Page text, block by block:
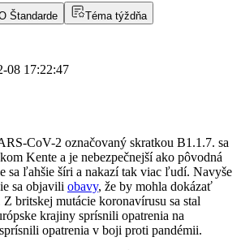
Štandarde
Téma týždňa
08 17:22:47
CoV-2 označovaný skratkou B1.1.7. sa
Kente a je nebezpečnejší ako pôvodná
sa ľahšie šíri a nakazí tak viac ľudí. Navyše
sa objavili obavy, že by mohla dokázať
britskej mutácie koronavírusu sa stal
krajiny sprísnili opatrenia na
opatrenia v boji proti pandémii.